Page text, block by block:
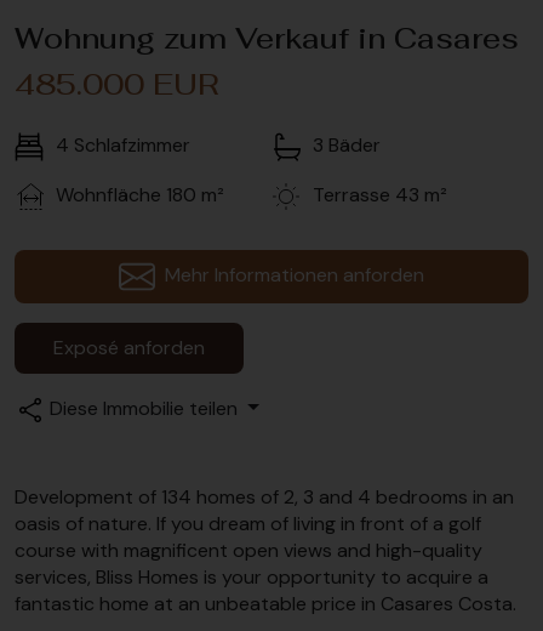
Wohnung zum Verkauf in Casares
485.000 EUR
4 Schlafzimmer 3 Bäder
Wohnfläche 180 m² Terrasse 43 m²
Mehr Informationen anforden
Exposé anforden
Diese Immobilie teilen
Development of 134 homes of 2, 3 and 4 bedrooms in an
oasis of nature. If you dream of living in front of a golf
course with magnificent open views and high-quality
services, Bliss Homes is your opportunity to acquire a
fantastic home at an unbeatable price in Casares Costa.